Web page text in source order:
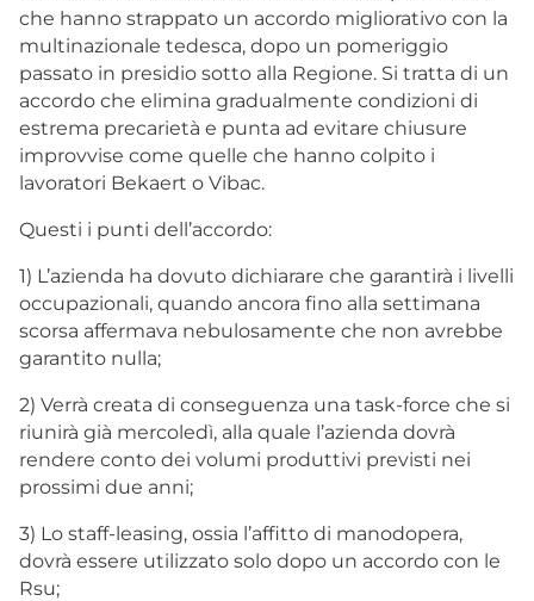
che hanno strappato un accordo migliorativo con la
multinazionale tedesca, dopo un pomeriggio
passato in presidio sotto alla Regione. Si tratta di un
accordo che elimina gradualmente condizioni di
estrema precarietà e punta ad evitare chiusure
improvvise come quelle che hanno colpito i
lavoratori Bekaert o Vibac.
Questi i punti dell’accordo:
1) L’azienda ha dovuto dichiarare che garantirà i livelli
occupazionali, quando ancora fino alla settimana
scorsa affermava nebulosamente che non avrebbe
garantito nulla;
2) Verrà creata di conseguenza una task-force che si
riunirà già mercoledì, alla quale l’azienda dovrà
rendere conto dei volumi produttivi previsti nei
prossimi due anni;
3) Lo staff-leasing, ossia l’affitto di manodopera,
dovrà essere utilizzato solo dopo un accordo con le
Rsu;